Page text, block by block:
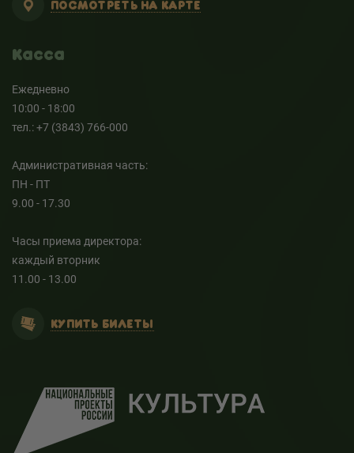
ПОСМОТРЕТЬ НА КАРТЕ
Касса
Ежедневно
10:00 - 18:00
тел.: +7 (3843) 766-000
Административная часть:
ПН - ПТ
9.00 - 17.30
Часы приема директора:
каждый вторник
11.00 - 13.00
КУПИТЬ БИЛЕТЫ